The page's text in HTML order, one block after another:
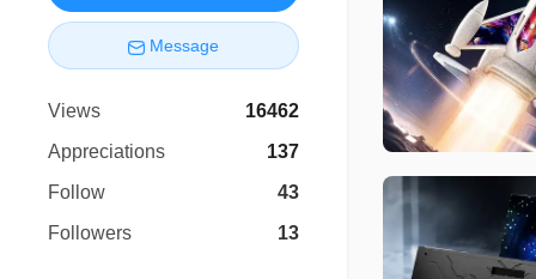
Message
Views
16462
Appreciations
137
Follow
43
Followers
13